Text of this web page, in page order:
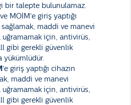
bir talepte bulunulamaz.
MOİM’e giriş yaptığı
maddi ve manevi
için, antivirüs,
gibi gerekli güvenlik
yükümlüdür.
’e giriş yaptığı cihazın
maddi ve manevi
için, antivirüs,
gibi gerekli güvenlik